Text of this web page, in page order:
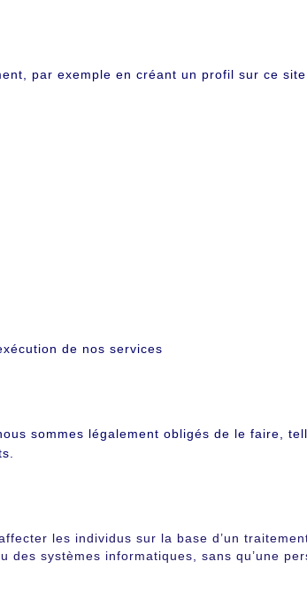
par exemple en créant un profil sur ce site
de nos services
sommes légalement obligés de le faire,
les individus sur la base d’un
systèmes informatiques, sans qu’une